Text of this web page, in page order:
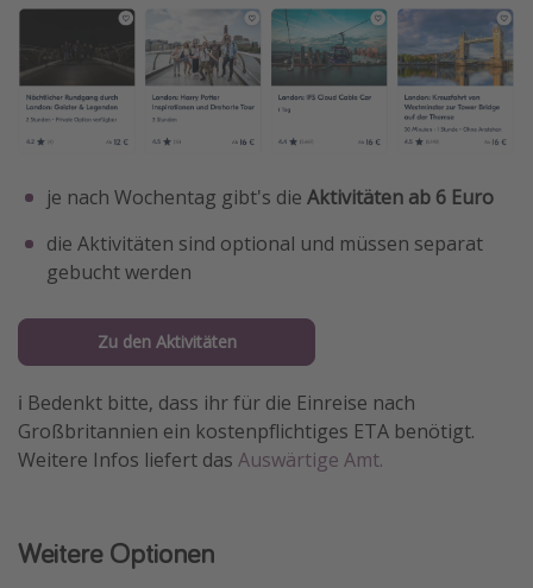
je nach Wochentag gibt's die Aktivitäten ab 6 Euro
die Aktivitäten sind optional und müssen separat
gebucht werden
Zu den Aktivitäten
ℹ️ Bedenkt bitte, dass ihr für die Einreise nach
Großbritannien ein kostenpflichtiges ETA benötigt.
Weitere Infos liefert das Auswärtige Amt.
Weitere Optionen